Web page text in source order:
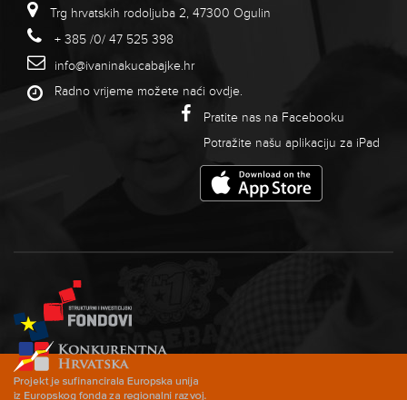
Trg hrvatskih rodoljuba 2, 47300 Ogulin
+ 385 /0/ 47 525 398
info@ivaninakucabajke.hr
Radno vrijeme možete naći ovdje.
Pratite nas na Facebooku
Potražite našu aplikaciju za iPad